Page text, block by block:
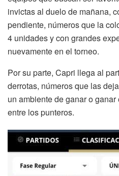
invictas al duelo de mañana,
pendiente, números que la
4 unidades y con grandes
nuevamente en el torneo.
Por su parte, Capri llega al
derrotas, números que las
un ambiente de ganar o
entre los punteros.